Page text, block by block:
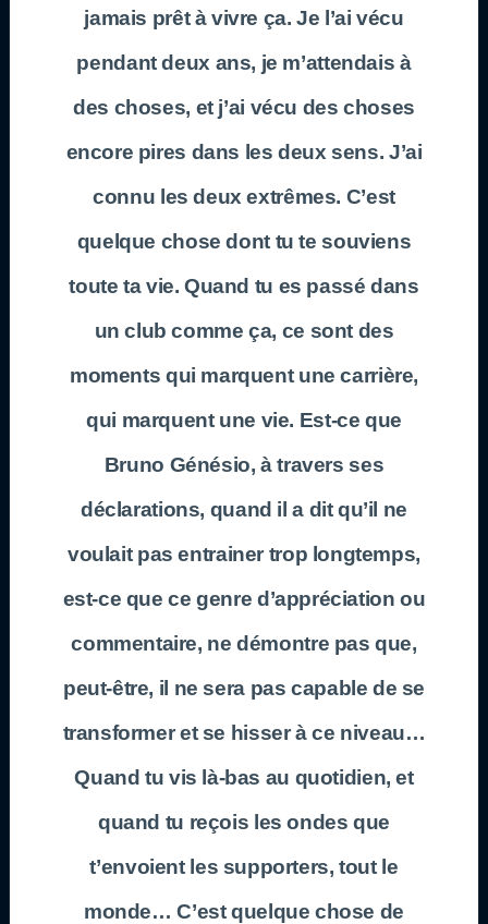
jamais prêt à vivre ça. Je l’ai vécu
pendant deux ans, je m’attendais à
des choses, et j’ai vécu des choses
encore pires dans les deux sens. J’ai
connu les deux extrêmes. C’est
quelque chose dont tu te souviens
toute ta vie. Quand tu es passé dans
un club comme ça, ce sont des
moments qui marquent une carrière,
qui marquent une vie. Est-ce que
Bruno Génésio, à travers ses
déclarations, quand il a dit qu’il ne
voulait pas entrainer trop longtemps,
est-ce que ce genre d’appréciation ou
commentaire, ne démontre pas que,
peut-être, il ne sera pas capable de se
transformer et se hisser à ce niveau…
Quand tu vis là-bas au quotidien, et
quand tu reçois les ondes que
t’envoient les supporters, tout le
monde… C’est quelque chose de